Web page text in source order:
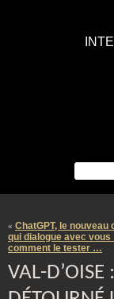
« ChatGPT, le nouveau
qui dialogue avec vous
comment le tester …
VAL-D’OISE